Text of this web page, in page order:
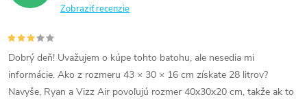
Zobraziť recenzie
Dobrý deň! Uvažujem o kúpe tohto batohu, ale nesedia mi
informácie. Ako z rozmeru 43 × 30 × 16 cm získate 28 litrov?
Navyše, Ryan a Vizz Air povoľujú rozmer 40x30x20 cm, takže ak to